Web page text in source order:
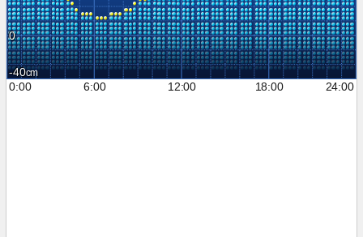
0
-40
0:00
6:00 12:00 18:00 24:00